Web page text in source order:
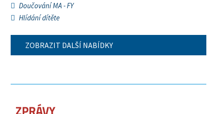
Doučování MA - FY
Hlídání dítěte
ZOBRAZIT DALŠÍ NABÍDKY